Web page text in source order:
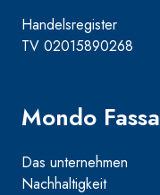
Handelsregister
TV 02015890268
Mondo Fassa
Das unternehmen
Nachhaltigkeit